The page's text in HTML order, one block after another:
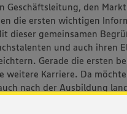
Geschäftsleitung, den
die ersten wichtigen
dieser gemeinsamen
und auch ihren
Gerade die ersten
weitere Karriere. Da
nach der Ausbildung
können“, betont Julia